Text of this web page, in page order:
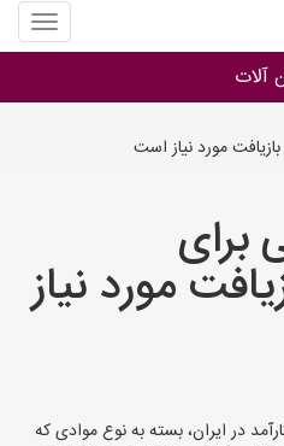
منوی
سایت
آلات
آلات
آلات
ها
آلات
مورد نیاز است
برای
مورد نیاز
در ایران، بسته به نوع موادی که